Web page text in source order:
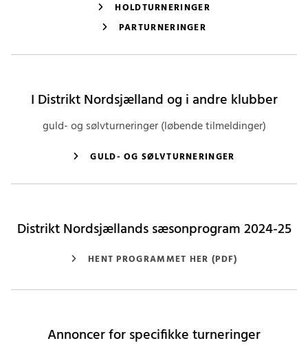
HOLDTURNERINGER
PARTURNERINGER
I Distrikt Nordsjælland og i andre klubber
guld- og sølvturneringer (løbende tilmeldinger)
GULD- OG SØLVTURNERINGER
Distrikt Nordsjællands sæsonprogram 2024-25
HENT PROGRAMMET HER (PDF)
Annoncer for specifikke turneringer